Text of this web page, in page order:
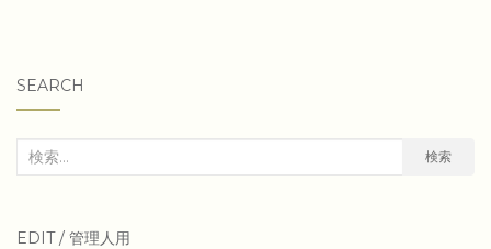
SEARCH
検
検索
EDIT / 管理人用